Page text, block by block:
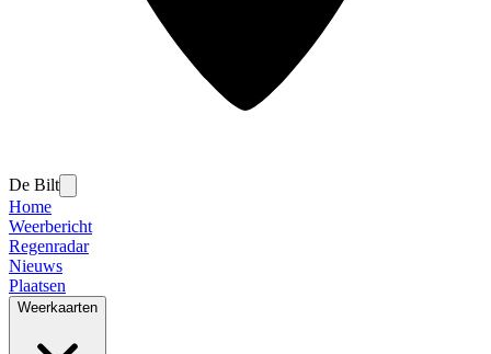
De Bilt
Home
Weerbericht
Regenradar
Nieuws
Plaatsen
Weerkaarten